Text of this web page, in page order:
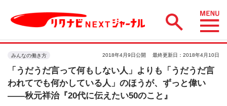
みんなの働き方 2018年4月9日公開 最終更新日：2018年4月10日
「うだうだ言って何もしない人」よりも「うだうだ言
われてでも何かしている人」のほうが、ずっと偉い
――秋元祥治『20代に伝えたい50のこと』